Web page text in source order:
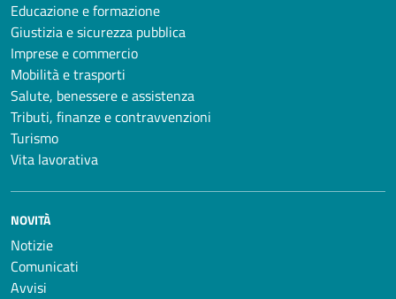
Educazione e formazione
Giustizia e sicurezza pubblica
Imprese e commercio
Mobilità e trasporti
Salute, benessere e assistenza
Tributi, finanze e contravvenzioni
Turismo
Vita lavorativa
NOVITÀ
Notizie
Comunicati
Avvisi